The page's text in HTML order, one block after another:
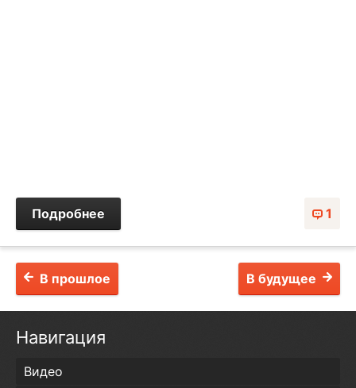
1
Подробнее
В будущее
В прошлое
Навигация
Видео